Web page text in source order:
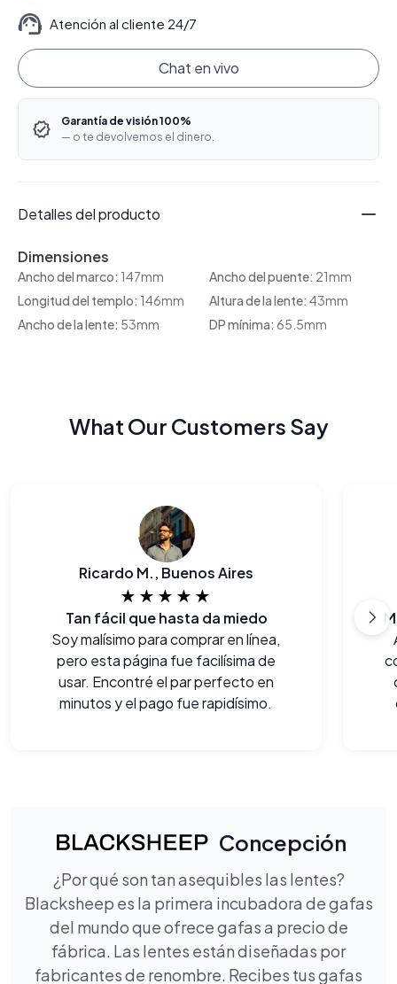
Atención al cliente 24/7
Chat en vivo
Garantía de visión 100%
— o te devolvemos el dinero.
Detalles del producto
Dimensiones
Ancho del marco: 147mm Ancho del puente: 21mm
Longitud del templo: 146mm Altura de la lente: 43mm
Ancho de la lente: 53mm DP mínima: 65.5mm
What Our Customers Say
Ricardo M., Buenos Aires
★★★★★
Tan fácil que hasta da miedo
Soy malísimo para comprar en línea,
pero esta página fue facilísima de
usar. Encontré el par perfecto en
minutos y el pago fue rapidísimo.
Concepción
¿Por qué son tan asequibles las lentes?
Blacksheep es la primera incubadora de gafas
del mundo que ofrece gafas a precio de
fábrica. Las lentes están diseñadas por
fabricantes de renombre. Recibes tus gafas